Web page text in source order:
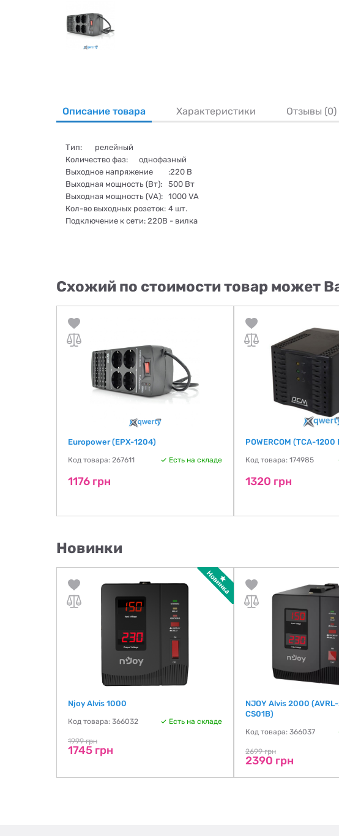
Описание товара Характеристики Отзывы (0)
Тип:
релейный
Количество фаз:
однофазный
Выходное напряжение
:220 В
Выходная мощность (Вт):
500 Вт
Выходная мощность (VA): 1000 VA
Кол-во выходных розеток: 4 шт.
Подключение к сети: 220В - вилка
Схожий по стоимости товар может
Europower (EPX-1204)
Код товара: 267611 Есть на складе
1176 грн
POWERCOM (TCA-1200
Код товара: 174985
1320 грн
Новинки
Njoy Alvis 1000
Код товара: 366032 Есть на складе
1999 грн
1745 грн
NJOY Alvis 2000
CS01B)
Код товара: 366037
2699 грн
2390 грн